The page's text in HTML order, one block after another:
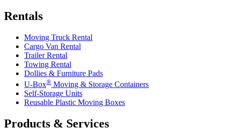
Rentals
Moving Truck Rental
Cargo Van Rental
Trailer Rental
Towing Rental
Dollies & Furniture Pads
U-Box® Moving & Storage Containers
Self-Storage Units
Reusable Plastic Moving Boxes
Products & Services